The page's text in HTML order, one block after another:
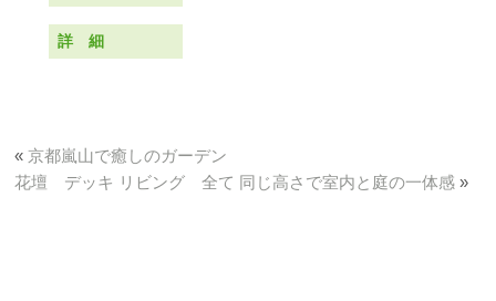
詳 細
«京都嵐山で癒しのガーデン
花壇 デッキ リビング 全て 同じ高さで室内と庭の一体感 »